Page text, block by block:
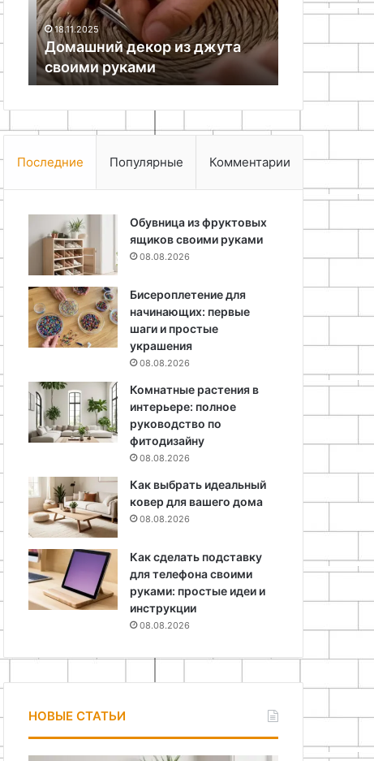
18.11.2025
Домашний декор из джута
своими руками
руками
Как
макраме
Последние Популярные Комментарии
Обувница из фруктовых
ящиков своими руками
08.08.2026
Бисероплетение для
начинающих: первые
шаги и простые
украшения
08.08.2026
Комнатные растения в
интерьере: полное
руководство по
фитодизайну
08.08.2026
Как выбрать идеальный
ковер для вашего дома
08.08.2026
Как сделать подставку
для телефона своими
руками: простые идеи и
инструкции
08.08.2026
НОВЫЕ СТАТЬИ